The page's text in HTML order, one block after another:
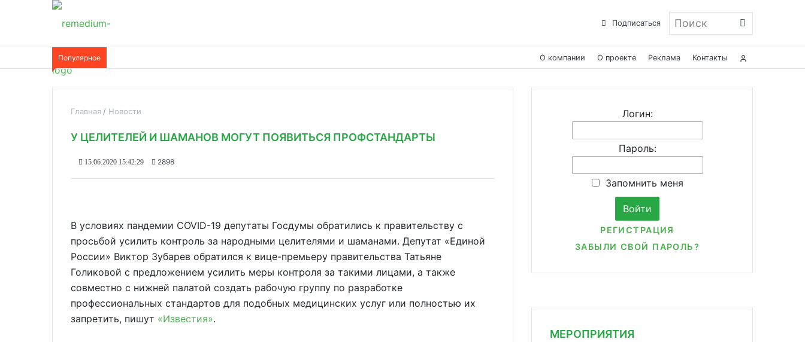
Подписаться Поиск
Популярное О компании О проекте Реклама Контакты
Главная Новости
У ЦЕЛИТЕЛЕЙ И ШАМАНОВ МОГУТ ПОЯВИТЬСЯ ПРОФСТАНДАРТЫ
15.06.2020 15:42:29 2898
В условиях пандемии COVID-19 депутаты Госдумы обратились к правительству с
просьбой усилить контроль за народными целителями и шаманами. Депутат «Единой
России» Виктор Зубарев обратился к вице-премьеру правительства Татьяне
Голиковой с предложением усилить меры контроля за такими лицами, а также
совместно с нижней палатой создать рабочую группу по разработке
профессиональных стандартов для подобных медицинских услуг или полностью их
запретить, пишут «Известия».
Логин:
Пароль:
Запомнить меня
РЕГИСТРАЦИЯ
ЗАБЫЛИ СВОЙ ПАРОЛЬ?
МЕРОПРИЯТИЯ